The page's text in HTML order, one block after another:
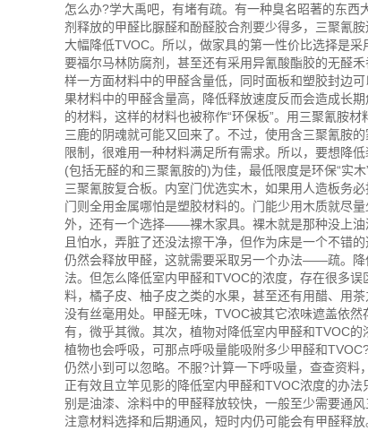
怎么办?学大禹吧，有堵有疏。有一种臭名昭著的东
剂释放的甲醛比脲醛和酚醛胶合剂要少得多，三聚氰
大幅降低TVOC。所以，做家具的第一性价比选择是
要福尔马林防腐剂，甚至还有采用异氰酸酯胶的无醛
样一方面材料中的甲醛含量低，同时面板和塑胶封边
果材料中的甲醛含量高，降低释放速度反而会造成长
的材料，这样的材料也被称作“环保板”。用三聚氰胺
三鹿的阴魂就可能又回来了。不过，使用含三聚氰胺
限制，很难用一种材料满足所有需求。所以，要想降
(包括无醛的和三聚氰胺的)为佳，最低限度是环保“实
三聚氰胺复合板。内室门优选实木，如果用人造板务
门则全用金属哪怕是塑胶材料的。门能少用木质就尽
外，还有一个选择——裸木家具。裸木就是那种没上
且怕水，弄脏了还没法擦干净，但作为床是一个不错
仍然会释放甲醛，这就需要采取另一个办法——疏。
法。但怎么降低室内甲醛和TVOC的浓度，存在很多
料，橘子皮、柚子皮之类的水果，甚至还有用醋、用
没有丝毫用处。甲醛无味，TVOC被其它浓味遮盖依
有，微乎其微。其次，植物对降低室内甲醛和TVOC
植物也会呼吸，可那点呼吸量能吸附多少甲醛和
仍然小到可以忽略。不服?计算一下呼吸量，查查资
正有效且立竿见影的降低室内甲醛和TVOC浓度的办
别是油漆、涂料中的甲醛释放较快，一般至少需要通
注意材料选择和后期通风，短时内仍可能会有甲醛释